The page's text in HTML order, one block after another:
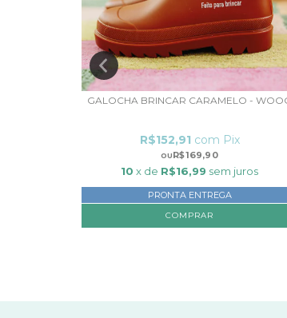
GALOCHA BRINCAR CARAMELO -
R$169,90
R$152,91 com Pix
10 x de R$16,99 sem juros
PRONTA ENTREGA
COMPRAR